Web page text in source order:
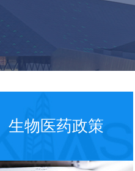
生物医药政策